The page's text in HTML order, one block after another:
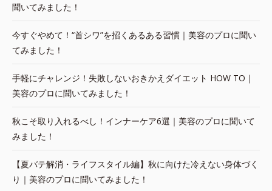
聞いてみました！
今すぐやめて！“首シワ”を招くあるある習慣｜美容のプロに聞い
てみました！
手軽にチャレンジ！失敗しないおきかえダイエット HOW TO｜
美容のプロに聞いてみました！
秋こそ取り入れるべし！インナーケア6選｜美容のプロに聞いて
みました！
【夏バテ解消・ライフスタイル編】秋に向けた冷えない身体づく
り｜美容のプロに聞いてみました！